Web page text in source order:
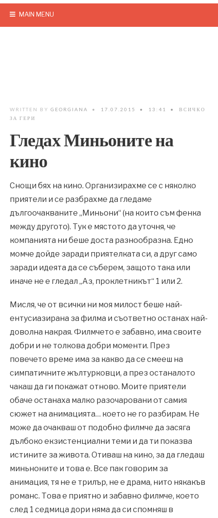
MAIN MENU
WRITTEN BY GEORGIANA • 17.07.2015 • 13:41 •
ВСИЧКО
ЗА ГЕРИ
Гледах Миньоните на
кино
Снощи бях на кино. Организирахме се с няколко
приятели и се разбрахме да гледаме
дългоочакваните „Миньони“ (на които съм фенка
между другото). Тук е мястото да уточня, че
компанията ни беше доста разнообразна. Едно
момче дойде заради приятелката си, а друг само
заради идеята да се съберем, защото така или
иначе не е гледал „Аз, проклетникът“ 1 или 2.
Мисля, че от всички ни моя милост беше най-
ентусиазирана за филма и съответно останах най-
доволна накрая. Филмчето е забавно, има своите
добри и не толкова добри моменти. През
повечето време има за какво да се смееш на
симпатичните жълтурковци, а през останалото
чакаш да ги покажат отново. Моите приятели
обаче останаха малко разочаровани от самия
сюжет на анимацията… което не го разбирам. Не
може да очакваш от подобно филмче да засяга
дълбоко екзистенциални теми и да ти показва
истините за живота. Отиваш на кино, за да гледаш
миньноните и това е. Все пак говорим за
анимация, тя не е трилър, не е драма, нито някакъв
романс. Това е приятно и забавно филмче, което
след 1 седмица дори няма да си спомняш в